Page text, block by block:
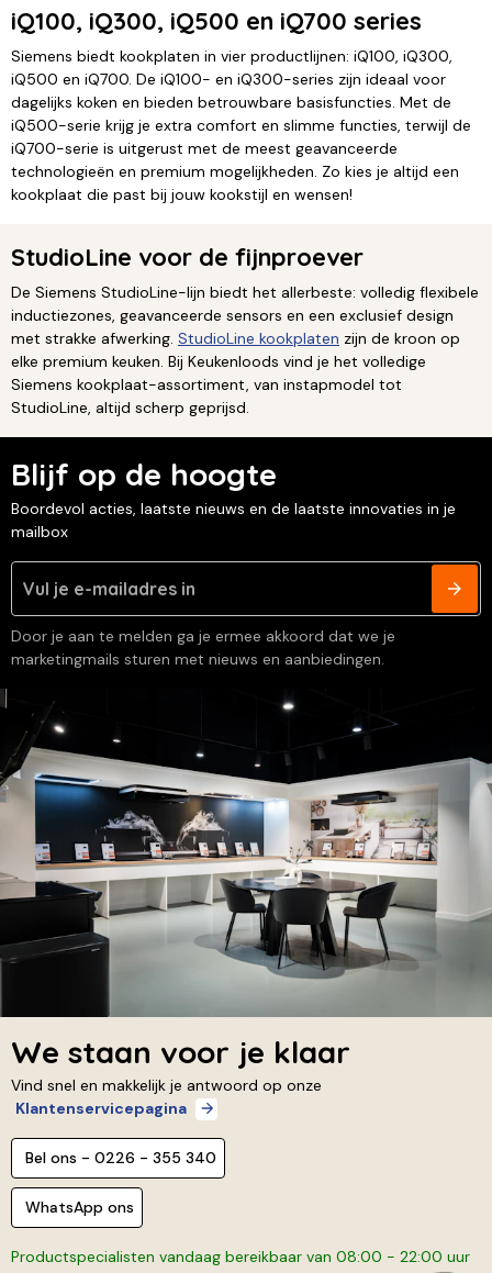
iQ100, iQ300, iQ500 en iQ700 series
Siemens biedt kookplaten in vier productlijnen: iQ100, iQ300,
iQ500 en iQ700. De iQ100- en iQ300-series zijn ideaal voor
dagelijks koken en bieden betrouwbare basisfuncties. Met de
iQ500-serie krijg je extra comfort en slimme functies, terwijl de
iQ700-serie is uitgerust met de meest geavanceerde
technologieën en premium mogelijkheden. Zo kies je altijd een
kookplaat die past bij jouw kookstijl en wensen!
StudioLine voor de fijnproever
De Siemens StudioLine-lijn biedt het allerbeste: volledig flexibele
inductiezones, geavanceerde sensors en een exclusief design
met strakke afwerking. StudioLine kookplaten zijn de kroon op
elke premium keuken. Bij Keukenloods vind je het volledige
Siemens kookplaat-assortiment, van instapmodel tot
StudioLine, altijd scherp geprijsd.
Blijf op de hoogte
Boordevol acties, laatste nieuws en de laatste innovaties in je
mailbox
Door je aan te melden ga je ermee akkoord dat we je
marketingmails sturen met nieuws en aanbiedingen.
We staan voor je klaar
Vind snel en makkelijk je antwoord op onze
Klantenservicepagina
Bel ons - 0226 - 355 340
WhatsApp ons
Productspecialisten vandaag bereikbaar van 08:00 - 22:00 uur